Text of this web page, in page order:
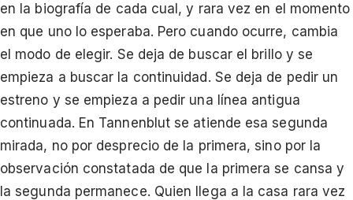
en la biografía de cada cual, y rara vez en el momento
en que uno lo esperaba. Pero cuando ocurre, cambia
el modo de elegir. Se deja de buscar el brillo y se
empieza a buscar la continuidad. Se deja de pedir un
estreno y se empieza a pedir una línea antigua
continuada. En Tannenblut se atiende esa segunda
mirada, no por desprecio de la primera, sino por la
observación constatada de que la primera se cansa y
la segunda permanece. Quien llega a la casa rara vez